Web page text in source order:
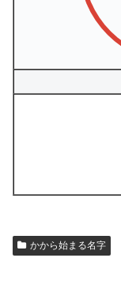
かから始まる名字